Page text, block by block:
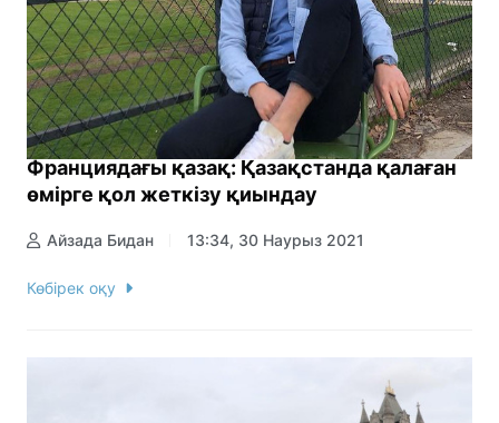
Франциядағы қазақ: Қазақстанда қалаған
өмірге қол жеткізу қиындау
Айзада Бидан 13:34, 30 Наурыз 2021
Көбірек оқу